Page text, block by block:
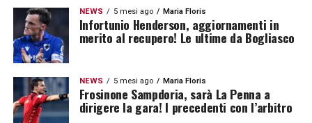
NEWS 5 mesi ago Maria Floris
Infortunio Henderson, aggiornamenti in
merito al recupero! Le ultime da Bogliasco
NEWS 5 mesi ago Maria Floris
Frosinone Sampdoria, sarà La Penna a
dirigere la gara! I precedenti con l’arbitro